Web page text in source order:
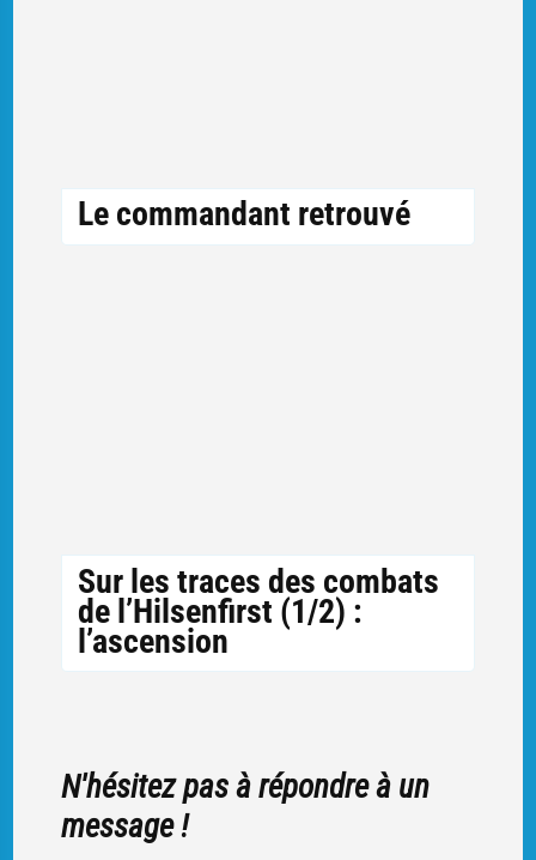
Le commandant retrouvé
Sur les traces des combats
de l’Hilsenfirst (1/2) :
l’ascension
N'hésitez pas à répondre à un
message !